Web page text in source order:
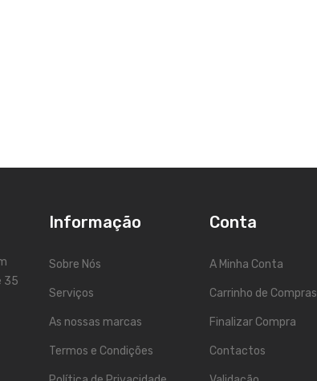
35
Informação
Sobre Nós
Serviços
As nossas marcas
Termos e Condições
Conta
A Minha Conta
Carrinho de Compras
Finalizar Compra
Contactos